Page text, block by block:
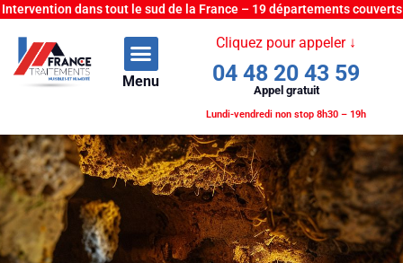
Intervention dans tout le sud de la France – 19 départements couverts
Menu
Cliquez pour appeler ↓
04 48 20 43 59
Appel gratuit
Lundi-vendredi non stop 8h30 – 19h